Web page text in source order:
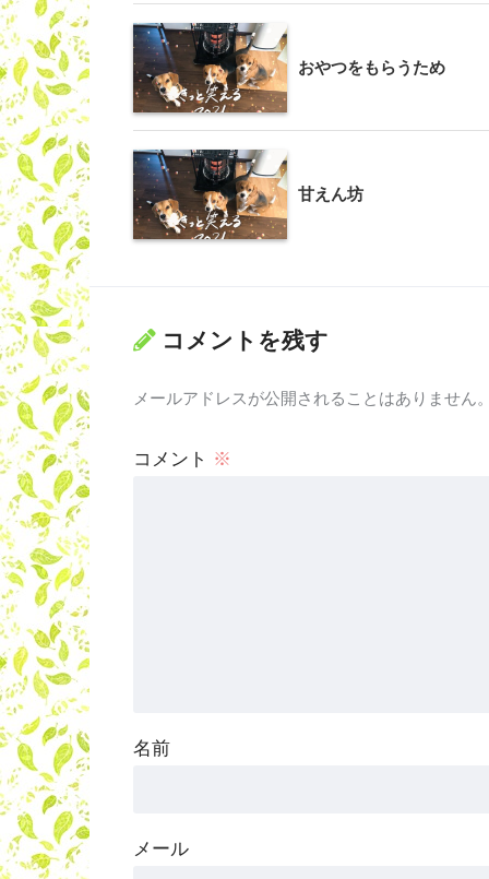
おやつをもらうため
甘えん坊
コメントを残す
メールアドレスが公開されることはありません
コメント ※
名前
メール